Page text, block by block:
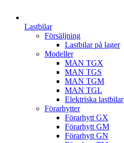
Lastbilar
Försäljning
Lastbilar på lager
Modeller
MAN TGX
MAN TGS
MAN TGM
MAN TGL
Elektriska lastbilar
Förarhytter
Förarhytt GX
Förarhytt GM
Förarhytt GN